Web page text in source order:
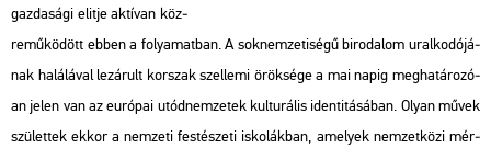
gaz­da­sá­gi elit­je ak­tí­van köz­
re­mű­kö­dött ebben a fo­lya­mat­ban. A sok­nem­ze­ti­sé­gű bi­ro­da­lom ural­ko­dó­já­
nak ha­lá­lá­val le­zá­rult kor­szak szel­le­mi örök­sé­ge a mai napig meg­ha­tá­ro­zó­
an jelen van az eu­ró­pai utód­nem­ze­tek kul­tu­rá­lis iden­ti­tá­sá­ban. Olyan művek
szü­let­tek ekkor a nem­ze­ti fes­té­sze­ti is­ko­lák­ban, ame­lyek nem­zet­kö­zi mér­